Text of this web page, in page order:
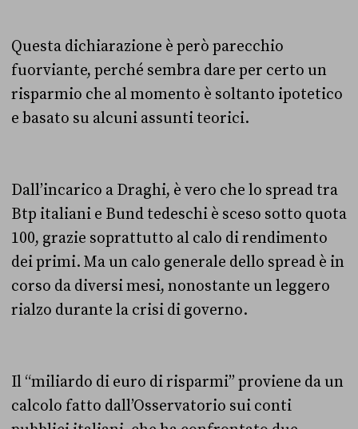
Questa dichiarazione è però parecchio
fuorviante, perché sembra dare per certo un
risparmio che al momento è soltanto ipotetico
e basato su alcuni assunti teorici.
Dall’incarico a Draghi, è vero che lo spread tra
Btp italiani e Bund tedeschi è sceso sotto quota
100, grazie soprattutto al calo di rendimento
dei primi. Ma un calo generale dello spread è in
corso da diversi mesi, nonostante un leggero
rialzo durante la crisi di governo.
Il “miliardo di euro di risparmi” proviene da un
calcolo fatto dall’Osservatorio sui conti